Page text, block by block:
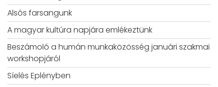
Alsós farsangunk
A magyar kultúra napjára emlékeztünk
Beszámoló a humán munkaközösség januári szakmai
workshopjáról
Síelés Eplényben